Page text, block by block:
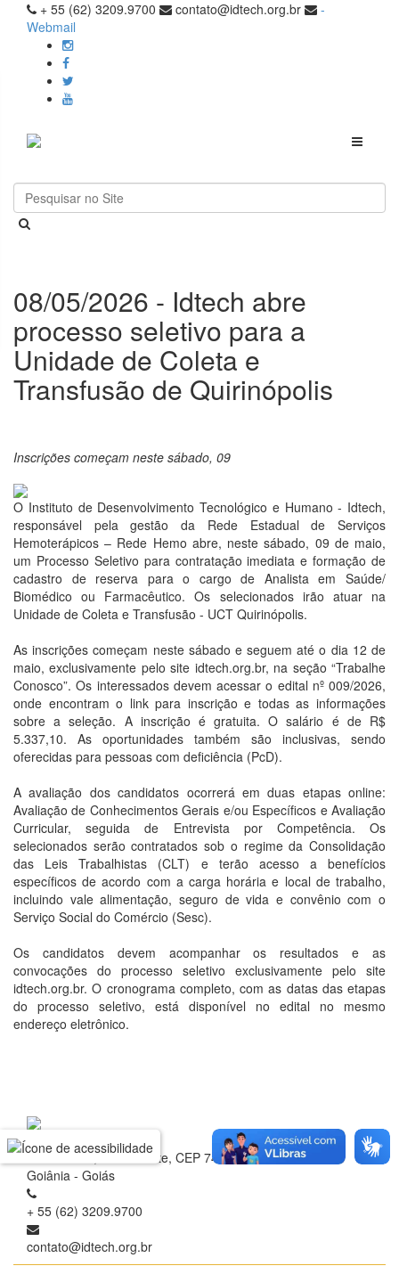
+ 55 (62) 3209.9700 contato@idtech.org.br
-
Webmail
Toggle
08/05/2026 - Idtech abre
processo seletivo para a
Unidade de Coleta e
Transfusão de Quirinópolis
Inscrições começam neste sábado, 09
O Instituto de Desenvolvimento Tecnológico e Humano - Idtech,
responsável pela gestão da Rede Estadual de Serviços
Hemoterápicos – Rede Hemo abre, neste sábado, 09 de maio,
um Processo Seletivo para contratação imediata e formação de
cadastro de reserva para o cargo de Analista em Saúde/
Biomédico ou Farmacêutico. Os selecionados irão atuar na
Unidade de Coleta e Transfusão - UCT Quirinópolis.
As inscrições começam neste sábado e seguem até o dia 12 de
maio, exclusivamente pelo site idtech.org.br, na seção “Trabalhe
Conosco”. Os interessados devem acessar o edital nº 009/2026,
onde encontram o link para inscrição e todas as informações
sobre a seleção. A inscrição é gratuita. O salário é de R$
5.337,10. As oportunidades também são inclusivas, sendo
oferecidas para pessoas com deficiência (PcD).
A avaliação dos candidatos ocorrerá em duas etapas online:
Avaliação de Conhecimentos Gerais e/ou Específicos e Avaliação
Curricular, seguida de Entrevista por Competência. Os
selecionados serão contratados sob o regime da Consolidação
das Leis Trabalhistas (CLT) e terão acesso a benefícios
específicos de acordo com a carga horária e local de trabalho,
incluindo vale alimentação, seguro de vida e convênio com o
Serviço Social do Comércio (Sesc).
Os candidatos devem acompanhar os resultados e as
convocações do processo seletivo exclusivamente pelo site
idtech.org.br. O cronograma completo, com as datas das etapas
do processo seletivo, está disponível no edital no mesmo
endereço eletrônico.
Rua 1 nº 60, Setor Oeste, CEP 74.115-040
Goiânia - Goiás
+ 55 (62) 3209.9700
contato@idtech.org.br